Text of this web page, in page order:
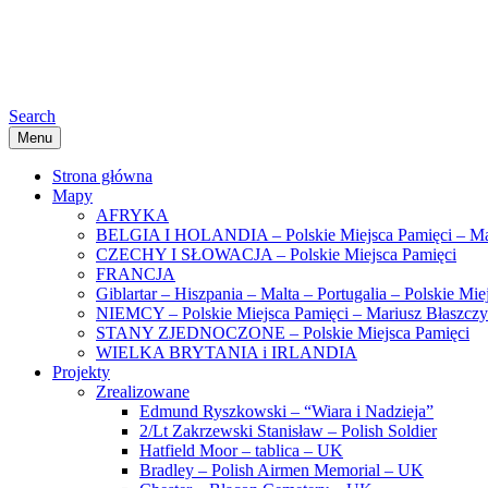
Search
Menu
Strona główna
Mapy
AFRYKA
BELGIA I HOLANDIA – Polskie Miejsca Pamięci –
CZECHY I SŁOWACJA – Polskie Miejsca Pamięci
FRANCJA
Giblartar – Hiszpania – Malta – Portugalia – Polskie
NIEMCY – Polskie Miejsca Pamięci – Mariusz
STANY ZJEDNOCZONE – Polskie Miejsca Pamięci
WIELKA BRYTANIA i IRLANDIA
Projekty
Zrealizowane
Edmund Ryszkowski – “Wiara i Nadzieja”
2/Lt Zakrzewski Stanisław – Polish Soldier
Hatfield Moor – tablica – UK
Bradley – Polish Airmen Memorial – UK